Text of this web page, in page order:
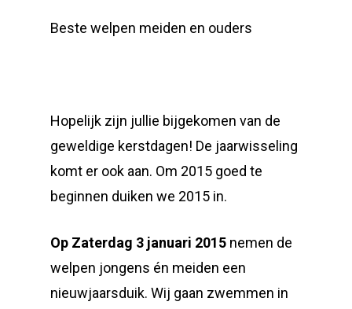
Beste welpen meiden en ouders
Hopelijk zijn jullie bijgekomen van de
geweldige kerstdagen! De jaarwisseling
komt er ook aan. Om 2015 goed te
beginnen duiken we 2015 in.
Op Zaterdag 3 januari 2015 nemen de
welpen jongens én meiden een
nieuwjaarsduik. Wij gaan zwemmen in